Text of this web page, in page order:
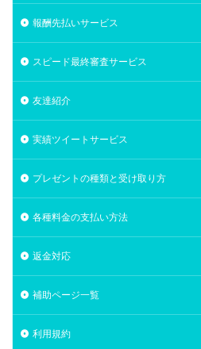
報酬先払いサービス
スピード最終審査サービス
友達紹介
実績ツイートサービス
プレゼントの種類と受け取り方
各種料金の支払い方法
返金対応
補助ページ一覧
利用規約